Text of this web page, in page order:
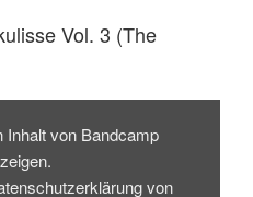
Vol. 3 (The
Inhalt von Bandcamp
von